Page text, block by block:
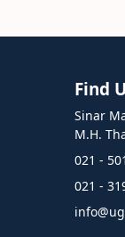
Find
Sinar
M.H.
021 -
021 -